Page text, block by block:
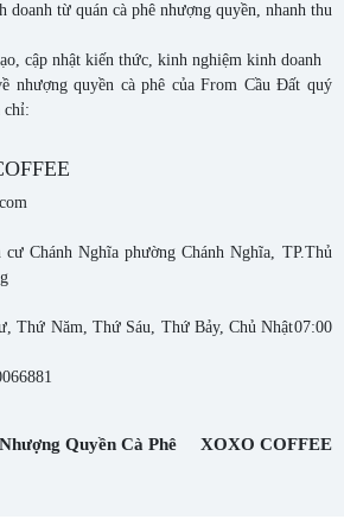
doanh từ quán cà phê nhượng quyền, nhanh thu
cập nhật kiến thức, kinh nghiệm kinh doanh
nhượng quyền cà phê của From Cầu Đất quý
chỉ:
Chánh Nghĩa phường Chánh Nghĩa, TP.Thủ
Thứ Năm, Thứ Sáu, Thứ Bảy, Chủ Nhật07:00
Nhượng Quyền Cà Phê XOXO COFFEE